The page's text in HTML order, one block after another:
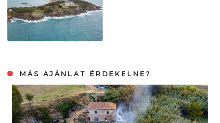
MÁS AJÁNLAT ÉRDEKELNE?